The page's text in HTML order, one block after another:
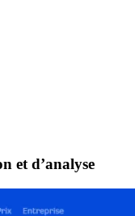
et d’analyse